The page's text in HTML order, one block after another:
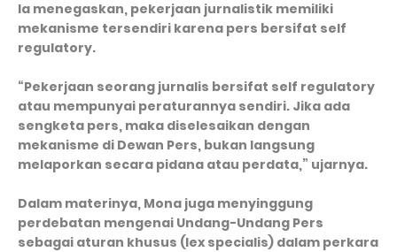
Ia menegaskan, pekerjaan jurnalistik memiliki
mekanisme tersendiri karena pers bersifat self
regulatory.
“Pekerjaan seorang jurnalis bersifat self regulatory
atau mempunyai peraturannya sendiri. Jika ada
sengketa pers, maka diselesaikan dengan
mekanisme di Dewan Pers, bukan langsung
melaporkan secara pidana atau perdata,” ujarnya.
Dalam materinya, Mona juga menyinggung
perdebatan mengenai Undang-Undang Pers
sebagai aturan khusus (lex specialis) dalam perkara